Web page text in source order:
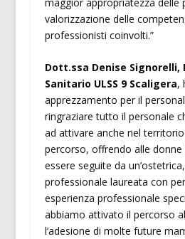
valorizzazione delle
professionisti coinvolti.”
Dott.ssa Denise
Sanitario ULSS 9 Scaligera,
apprezzamento per il
ringraziare tutto il personale
ad attivare anche nel
percorso, offrendo alle donne
essere seguite da
professionale laureata con
esperienza professionale
abbiamo attivato il percorso
l’adesione di molte future